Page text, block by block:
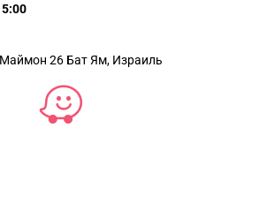
26 Бат Ям, Израиль